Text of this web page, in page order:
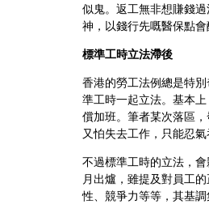
似鬼。返工無非想賺錢
神，以錢行先嘅醫保點
標準工時立法滯後
香港的勞工法例總是特
準工時一起立法。基本
償加班。筆者某次落區
又怕失去工作，只能忍
不過標準工時的立法，
月出爐，雖提及對員工
性、競爭力等等，其基